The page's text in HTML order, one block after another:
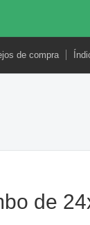
de compra
de